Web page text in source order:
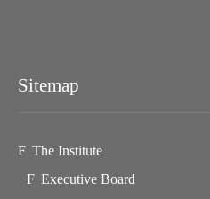
Sitemap
The Institute
Executive Board